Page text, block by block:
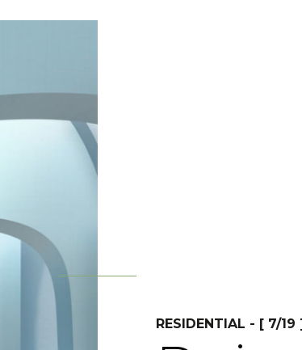
RESIDENTIAL - [ 7/19